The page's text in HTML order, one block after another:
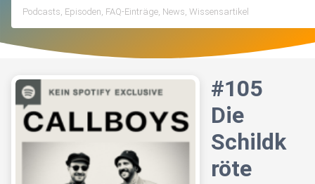
#105
Die
Schildk
röte